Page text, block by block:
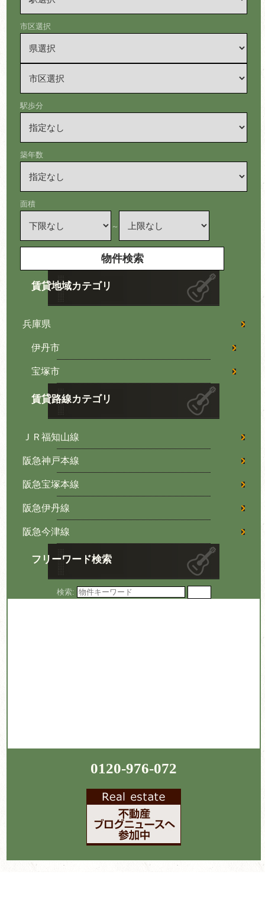
市区選択
駅歩分
築年数
面積
～
賃貸地域カテゴリ
兵庫県
伊丹市
宝塚市
賃貸路線カテゴリ
ＪＲ福知山線
阪急神戸本線
阪急宝塚本線
阪急伊丹線
阪急今津線
フリーワード検索
検索:
0120-976-072